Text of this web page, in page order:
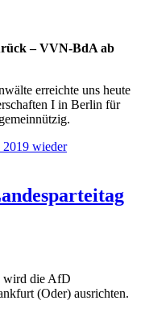
– VVN-BdA ab
erreichte uns heute
I in Berlin für
wieder
wird die AfD
(Oder) ausrichten.